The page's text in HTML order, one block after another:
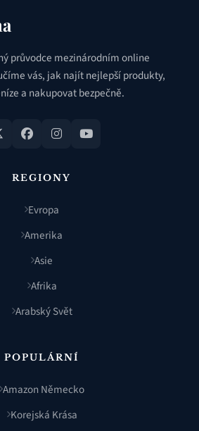
průvodce mezinárodním online
vás, jak najít nejlepší produkty,
a nakupovat bezpečně.
REGIONY
Evropa
Amerika
Asie
Afrika
Arabský Svět
POPULÁRNÍ
Amazon Německo
Korejská Krása